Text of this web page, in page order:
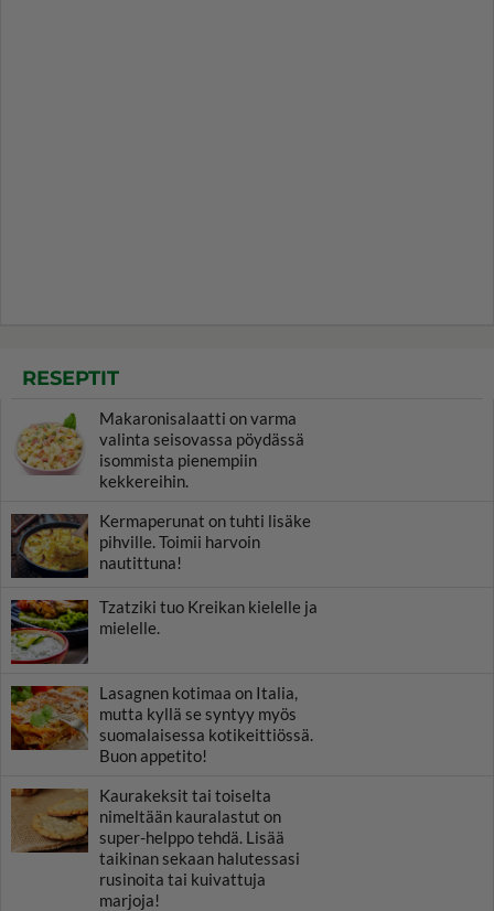
RESEPTIT
Makaronisalaatti on varma
valinta seisovassa pöydässä
isommista pienempiin
kekkereihin.
Kermaperunat on tuhti lisäke
pihville. Toimii harvoin
nautittuna!
Tzatziki tuo Kreikan kielelle ja
mielelle.
Lasagnen kotimaa on Italia,
mutta kyllä se syntyy myös
suomalaisessa kotikeittiössä.
Buon appetito!
Kaurakeksit tai toiselta
nimeltään kauralastut on
super-helppo tehdä. Lisää
taikinan sekaan halutessasi
rusinoita tai kuivattuja
marjoja!